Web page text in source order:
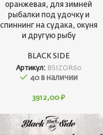
оранжевая, для зимней
рыбалки под удочку и
спиннинг на судака, окуня
и другую рыбу
BLACK SIDE
Артикул: BSIZOR60
40 в наличии
3912,00 ₽